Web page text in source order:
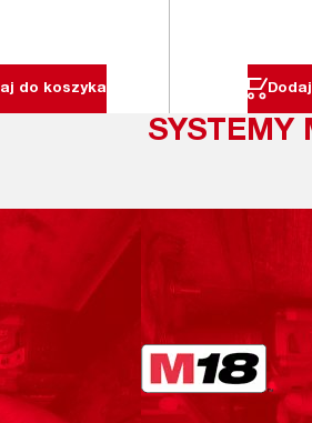
do koszyka
SYSTEMY